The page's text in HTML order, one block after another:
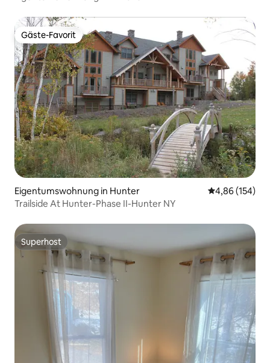
Gäste-Favorit
Gäste-Favorit
Eigentumswohnung in Hunter
4,86 (154)
Trailside At Hunter-Phase II-Hunter NY
Superhost
Superhost